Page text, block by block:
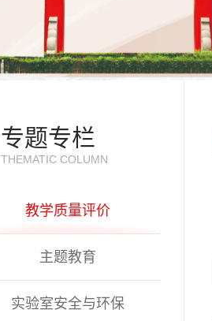
专题专栏
THEMATIC COLUMN
教学质量评价
主题教育
实验室安全与环保